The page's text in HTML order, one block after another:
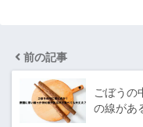
前の記事
ごぼうの
の線があ